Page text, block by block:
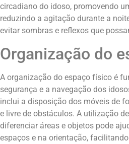
circadiano do idoso, promovendo
reduzindo a agitação durante a
evitar sombras e reflexos que
Organização do
A organização do espaço físico é
segurança e a navegação dos
inclui a disposição dos móveis de
e livre de obstáculos. A utilização
diferenciar áreas e objetos pode
espaços e na orientação,